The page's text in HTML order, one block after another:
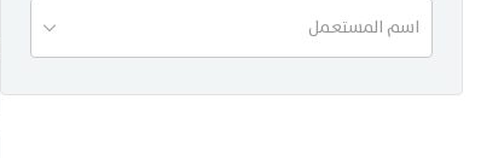
اسم المستعمل